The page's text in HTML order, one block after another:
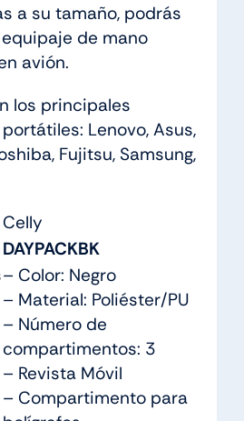
a su tamaño, podrás
de mano
avión.
los principales
Lenovo, Asus,
Fujitsu, Samsung,
Celly
DAYPACKBK
– Color: Negro
– Material: Poliéster/PU
– Número de
compartimentos: 3
– Revista Móvil
– Compartimento para